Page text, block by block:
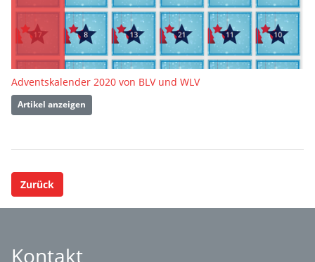
Adventskalender 2020 von BLV und WLV
Artikel anzeigen
Zurück
Kontakt